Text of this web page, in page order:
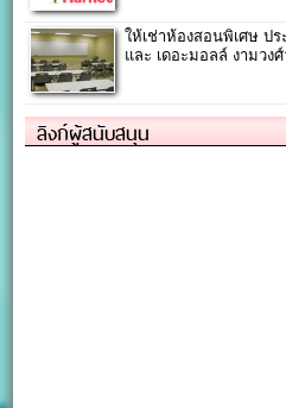
ให้เช่าห้องสอนพิเศษ ป
และ เดอะมอลล์ งามวง
ลิงก์ผู้สนับสนุน